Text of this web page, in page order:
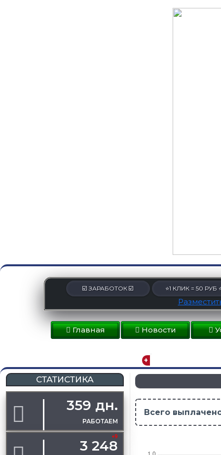
☑️ ЗАРАБОТОК ☑️ ⭐1 КЛИК = 50 РУБ
Главная Новости
СТАТИСТИКА
359 дн.
РАБОТАЕМ
+9
3 248
Всего